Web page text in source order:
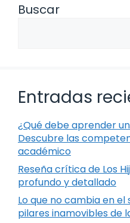
Buscar
Entradas
¿Qué debe aprender
Descubre las
académico
Reseña crítica de Los
profundo y detallado
Lo que no cambia en
pilares inamovibles de